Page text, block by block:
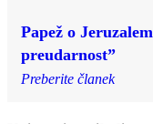
Papež o
preudarnost”
Preberite članek